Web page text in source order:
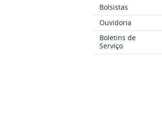
Bolsistas
Ouvidoria
Boletins de
Serviço